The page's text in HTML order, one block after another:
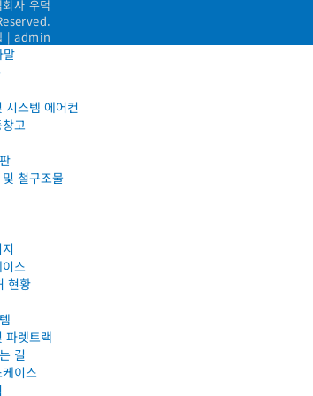
사 우덕
|admin
말
시스템 에어컨
고
철구조물
스
현황
파렛트랙
길
이스